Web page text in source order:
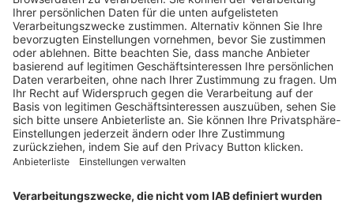
Für Meldungen von unerwünschten Arzneimittelwirkungen zu
einem Medikament von Spirig HealthCare AG
Tel. +41 62 388 85 88
pharmacovigilance@spirig-healthcare.ch
FOLGEN SIE UNS